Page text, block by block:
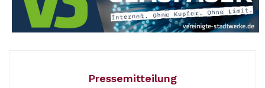
Pressemitteilung